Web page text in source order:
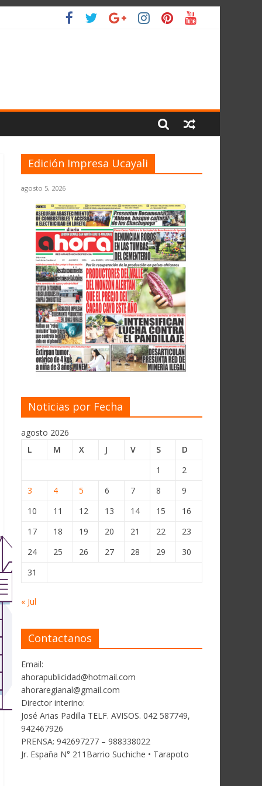
Edición Impresa Ucayali
agosto 5, 2026
Noticias por Fecha
agosto 2026
L
M X J V S
D
1
2
3
4 5 6 7 8
9
10
11 12 13 14 15
16
17
18 19 20 21 22
23
24
25 26 27 28 29
30
31
« Jul
Contactanos
Email:
ahorapublicidad@hotmail.com
ahoraregianal@gmail.com
Director interino:
José Arias Padilla TELF. AVISOS. 042 587749,
942467926
PRENSA: 942697277 – 988338022
Jr. España N° 211Barrio Suchiche • Tarapoto